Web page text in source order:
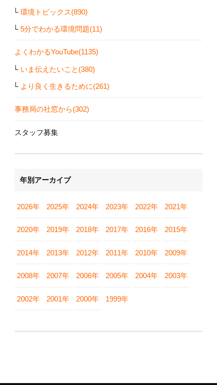
環境トピックス(890)
5分でわかる環境問題(11)
よくわかるYouTube(1135)
いま伝えたいこと(380)
より良く生きるために(261)
事務局の社窓から(302)
スタッフ募集
年別アーカイブ
2026年 2025年 2024年 2023年 2022年 2021年
2020年 2019年 2018年 2017年 2016年 2015年
2014年 2013年 2012年 2011年 2010年 2009年
2008年 2007年 2006年 2005年 2004年 2003年
2002年 2001年 2000年 1999年